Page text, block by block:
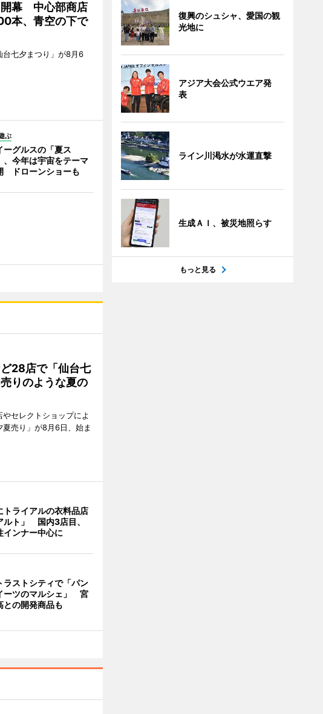
開幕 中心部商店
本、青空の下で
台七夕まつり」が8月6
ぶ
ーグルスの「夏ス
、今年は宇宙をテーマ
ドローンショーも
28店で「仙台七
りのような夏の
セレクトショップによ
売り」が8月6日、始ま
トライアルの衣料品店
ルト」 国内3店目、
インナー中心に
ラストシティで「パン
ーツのマルシェ」 宮
との開発商品も
復興のシュシャ、愛国の観
光地に
アジア大会公式ウエア発
表
ライン川渇水が水運直撃
生成ＡＩ、被災地照らす
もっと見る